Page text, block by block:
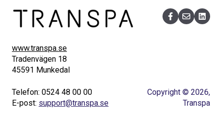
www.transpa.se
Tradenvägen 18
45591 Munkedal
Telefon: 0524 48 00 00
E-post: support@transpa.se
Copyright © 2026,
Transpa